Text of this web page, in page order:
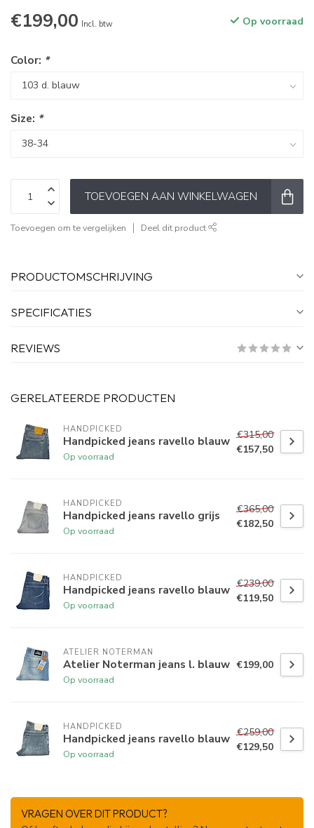
€199,00 Incl. btw Op voorraad
Color: *
Size: *
TOEVOEGEN AAN WINKELWAGEN
Toevoegen om te vergelijken Deel dit product
PRODUCTOMSCHRIJVING
SPECIFICATIES
REVIEWS
GERELATEERDE PRODUCTEN
HANDPICKED
Handpicked jeans ravello blauw
Op voorraad
€315,00
€157,50
HANDPICKED
Handpicked jeans ravello grijs
Op voorraad
€365,00
€182,50
HANDPICKED
Handpicked jeans ravello blauw
Op voorraad
€239,00
€119,50
ATELIER NOTERMAN
Atelier Noterman jeans l. blauw
Op voorraad
€199,00
HANDPICKED
Handpicked jeans ravello blauw
Op voorraad
€259,00
€129,50
VRAGEN OVER DIT PRODUCT?